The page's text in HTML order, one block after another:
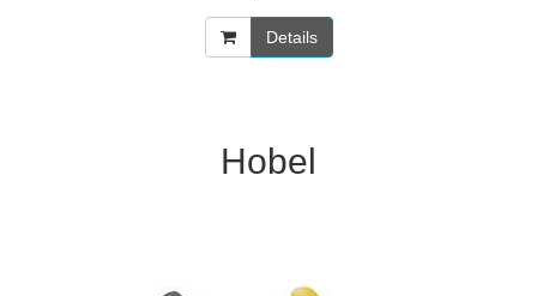
Details
Hobel